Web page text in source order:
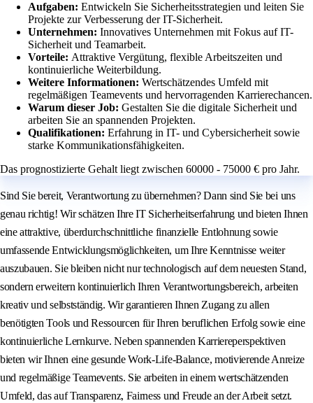
Aufgaben: Entwickeln Sie Sicherheitsstrategien und leiten Sie
Projekte zur Verbesserung der IT-Sicherheit.
Unternehmen: Innovatives Unternehmen mit Fokus auf IT-
Sicherheit und Teamarbeit.
Vorteile: Attraktive Vergütung, flexible Arbeitszeiten und
kontinuierliche Weiterbildung.
Weitere Informationen: Wertschätzendes Umfeld mit
regelmäßigen Teamevents und hervorragenden Karrierechancen.
Warum dieser Job: Gestalten Sie die digitale Sicherheit und
arbeiten Sie an spannenden Projekten.
Qualifikationen: Erfahrung in IT- und Cybersicherheit sowie
starke Kommunikationsfähigkeiten.
Das prognostizierte Gehalt liegt zwischen 60000 - 75000 € pro Jahr.
Sind Sie bereit, Verantwortung zu übernehmen? Dann sind Sie bei uns
genau richtig! Wir schätzen Ihre IT Sicherheitserfahrung und bieten Ihnen
eine attraktive, überdurchschnittliche finanzielle Entlohnung sowie
umfassende Entwicklungsmöglichkeiten, um Ihre Kenntnisse weiter
auszubauen. Sie bleiben nicht nur technologisch auf dem neuesten Stand,
sondern erweitern kontinuierlich Ihren Verantwortungsbereich, arbeiten
kreativ und selbstständig. Wir garantieren Ihnen Zugang zu allen
benötigten Tools und Ressourcen für Ihren beruflichen Erfolg sowie eine
kontinuierliche Lernkurve. Neben spannenden Karriereperspektiven
bieten wir Ihnen eine gesunde Work-Life-Balance, motivierende Anreize
und regelmäßige Teamevents. Sie arbeiten in einem wertschätzenden
Umfeld, das auf Transparenz, Fairness und Freude an der Arbeit setzt.